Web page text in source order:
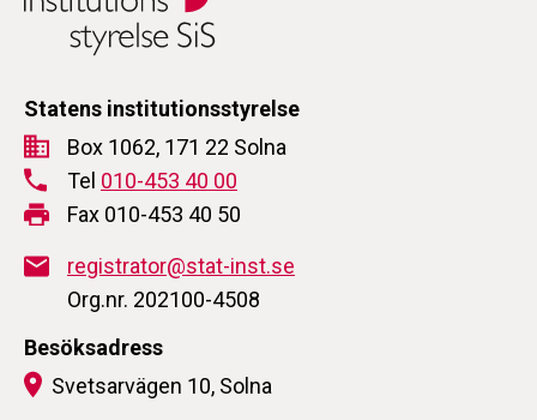
Statens institutionsstyrelse
Box 1062, 171 22 Solna
Tel 010-453 40 00
Fax 010-453 40 50
registrator@stat-inst.se
Org.nr. 202100-4508
Besöksadress
Svetsarvägen 10, Solna